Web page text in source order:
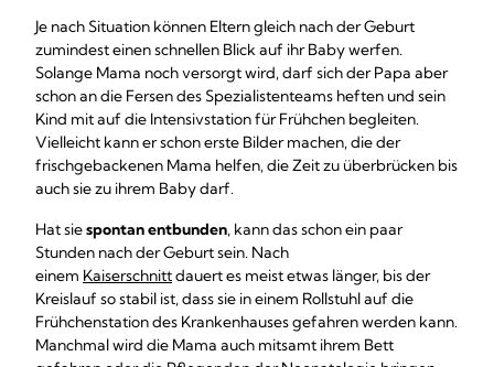
Je nach Situation können Eltern gleich nach der Geburt
zumindest einen schnellen Blick auf ihr Baby werfen.
Solange Mama noch versorgt wird, darf sich der Papa aber
schon an die Fersen des Spezialistenteams heften und sein
Kind mit auf die Intensivstation für Frühchen begleiten.
Vielleicht kann er schon erste Bilder machen, die der
frischgebackenen Mama helfen, die Zeit zu überbrücken bis
auch sie zu ihrem Baby darf.
Hat siespontan entbunden, kann das schon ein paar
Stunden nach der Geburt sein. Nach
einem Kaiserschnittdauert es meist etwas länger, bis der
Kreislauf so stabil ist, dass sie in einem Rollstuhl auf die
Frühchenstation des Krankenhauses gefahren werden kann.
Manchmal wird die Mama auch mitsamt ihrem Bett